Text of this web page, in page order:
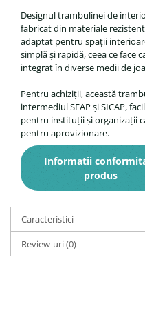
Designul trambulinei de
fabricat din materiale
adaptat pentru spații
simplă și rapidă, ceea ce face
integrat în diverse medii de
Pentru achiziții, această
intermediul SEAP și SICAP,
pentru instituții și organizații
pentru aprovizionare.
Informatii
produs
Caracteristici
Review-uri(0)